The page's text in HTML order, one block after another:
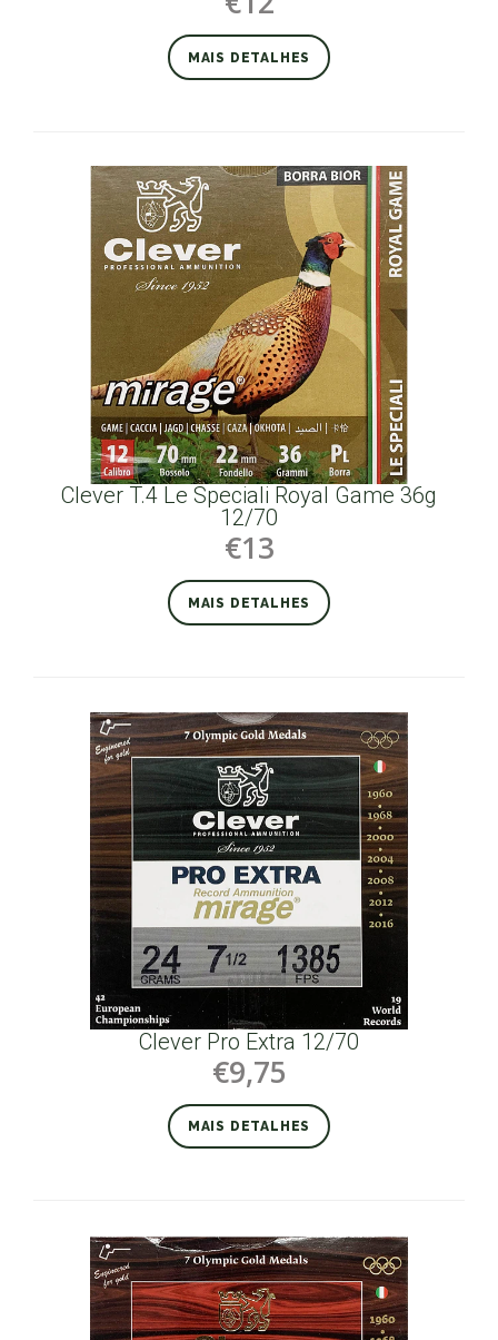
MAIS DETALHES
Clever T.4 Le Speciali Royal Game 36g
12/70
€13
MAIS DETALHES
Clever Pro Extra 12/70
€9,75
MAIS DETALHES